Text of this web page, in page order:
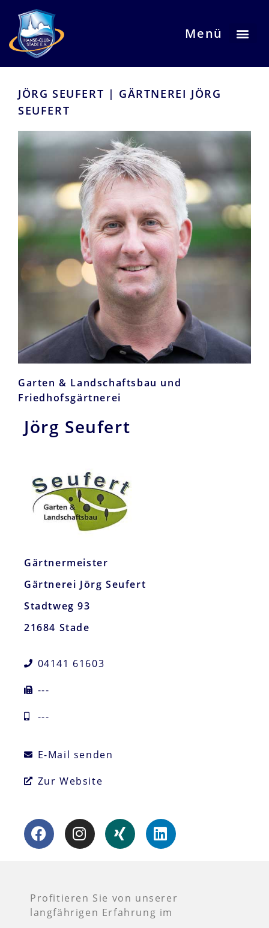
Menü
JÖRG SEUFERT | GÄRTNEREI JÖRG
SEUFERT
Jörg Seufert
Gärtnermeister
Gärtnerei Jörg Seufert
Stadtweg 93
21684 Stade
04141 61603
---
---
E-Mail senden
Zur Website
Garten & Landschaftsbau und
Friedhofsgärtnerei
Profitieren Sie von unserer
langfährigen Erfahrung im